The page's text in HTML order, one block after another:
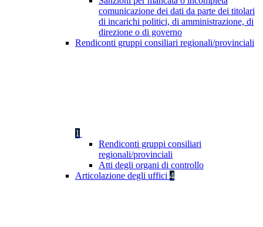
comunicazione dei dati da parte dei titolari
di incarichi politici, di amministrazione, di
direzione o di governo
Rendiconti gruppi consiliari regionali/provinciali
1
Rendiconti gruppi consiliari
regionali/provinciali
Atti degli organi di controllo
Articolazione degli uffici 4